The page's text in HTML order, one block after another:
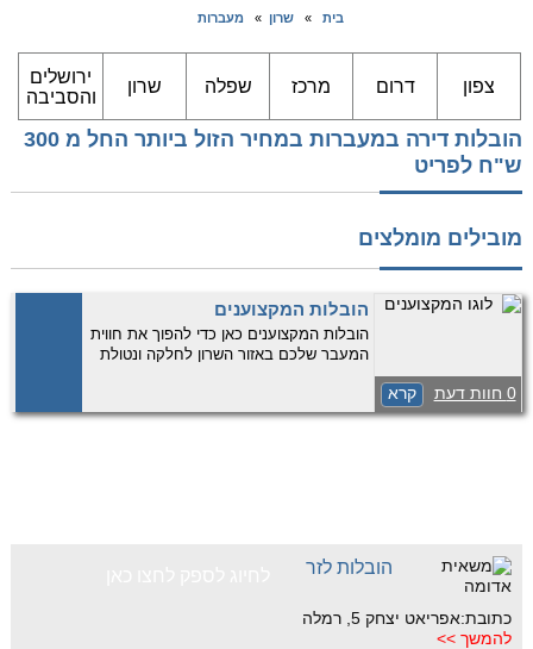
בית » שרון » מעברות
צפון דרום מרכז שפלה שרון
ירושלים
והסביבה
הובלות דירה במעברות במחיר הזול ביותר החל מ 300
ש"ח לפריט
מובילים מומלצים
0 חוות דעת קרא
הובלות המקצוענים
הובלות המקצוענים כאן כדי להפוך את חווית
המעבר שלכם באזור השרון לחלקה ונטולת
מקצועי. מעבר לכך, אנחנו גם מומחים
הובלות לזר
כתובת:אפריאט יצחק 5, רמלה
להמשך >>